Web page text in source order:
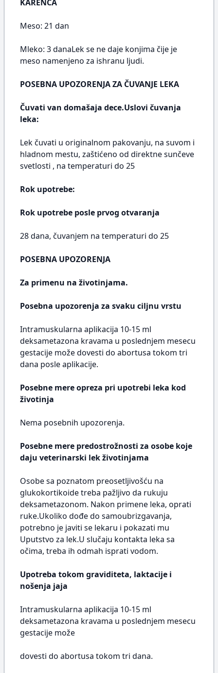
KARENCA
Meso: 21 dan
Mleko: 3 danaLek se ne daje konjima čije je
meso namenjeno za ishranu ljudi.
POSEBNA UPOZORENJA ZA ČUVANJE LEKA
Čuvati van domašaja dece.Uslovi čuvanja
leka:
Lek čuvati u originalnom pakovanju, na suvom i
hladnom mestu, zaštićeno od direktne sunčeve
svetlosti , na temperaturi do 25
Rok upotrebe:
Rok upotrebe posle prvog otvaranja
28 dana, čuvanjem na temperaturi do 25
POSEBNA UPOZORENJA
Za primenu na životinjama.
Posebna upozorenja za svaku ciljnu vrstu
Intramuskularna aplikacija 10-15 ml
deksametazona kravama u poslednjem mesecu
gestacije može dovesti do abortusa tokom tri
dana posle aplikacije.
Posebne mere opreza pri upotrebi leka kod
životinja
Nema posebnih upozorenja.
Posebne mere predostrožnosti za osobe koje
daju veterinarski lek životinjama
Osobe sa poznatom preosetljivošću na
glukokortikoide treba pažljivo da rukuju
deksametazonom. Nakon primene leka, oprati
ruke.Ukoliko dođe do samoubrizgavanja,
potrebno je javiti se lekaru i pokazati mu
Uputstvo za lek.U slučaju kontakta leka sa
očima, treba ih odmah isprati vodom.
Upotreba tokom graviditeta, laktacije i
nošenja jaja
Intramuskularna aplikacija 10-15 ml
deksametazona kravama u poslednjem mesecu
gestacije može
dovesti do abortusa tokom tri dana.